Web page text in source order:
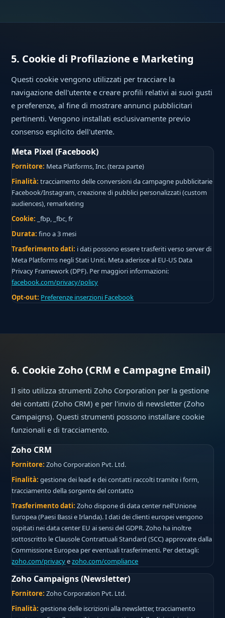
5. Cookie di Profilazione e Marketing
Questi cookie vengono utilizzati per tracciare la
navigazione dell'utente e creare profili relativi ai suoi gusti
e preferenze, al fine di mostrare annunci pubblicitari
pertinenti. Vengono installati esclusivamente previo
consenso esplicito dell'utente.
Meta Pixel (Facebook)
Fornitore: Meta Platforms, Inc. (terza parte)
Finalità: tracciamento delle conversioni da campagne pubblicitarie
Facebook/Instagram, creazione di pubblici personalizzati (custom
audiences), remarketing
Cookie: _fbp, _fbc, fr
Durata: fino a 3 mesi
Trasferimento dati: i dati possono essere trasferiti verso server di
Meta Platforms negli Stati Uniti. Meta aderisce al EU-US Data
Privacy Framework (DPF). Per maggiori informazioni:
facebook.com/privacy/policy
Opt-out: Preferenze inserzioni Facebook
6. Cookie Zoho (CRM e Campagne Email)
Il sito utilizza strumenti Zoho Corporation per la gestione
dei contatti (Zoho CRM) e per l'invio di newsletter (Zoho
Campaigns). Questi strumenti possono installare cookie
funzionali e di tracciamento.
Zoho CRM
Fornitore: Zoho Corporation Pvt. Ltd.
Finalità: gestione dei lead e dei contatti raccolti tramite i form,
tracciamento della sorgente del contatto
Trasferimento dati: Zoho dispone di data center nell'Unione
Europea (Paesi Bassi e Irlanda). I dati dei clienti europei vengono
ospitati nei data center EU ai sensi del GDPR. Zoho ha inoltre
sottoscritto le Clausole Contrattuali Standard (SCC) approvate dalla
Commissione Europea per eventuali trasferimenti. Per dettagli:
zoho.com/privacyezoho.com/compliance
Zoho Campaigns (Newsletter)
Fornitore: Zoho Corporation Pvt. Ltd.
Finalità: gestione delle iscrizioni alla newsletter, tracciamento